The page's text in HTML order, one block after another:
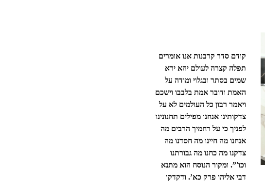
קודם סדר קרבנות אנו אומרים
תפלה קצרה לעולם יהא ירא
שמים בסתר ובגלוי ומודה על
האמת ודובר אמת בלבבו וישכם
ויאמר רבון כל העולמים לא על
צדקותינו אנחנו מפילים תחנונינו
לפניך כי על רחמיך הרבים מה
אנחנו מה חיינו מה חסדנו מה
צדקנו מה כחנו מה גבורתנו
וכו'”. ומקור הנוסח הוא מתנא
דבי אליהו פרק כא’. ודקדקו